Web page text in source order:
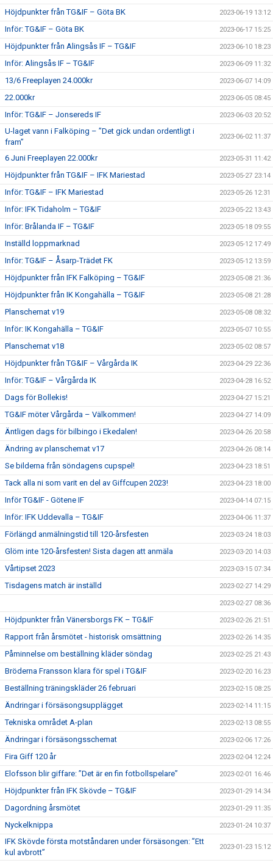
Höjdpunkter från TG&IF – Göta BK 2023-06-19 13:12
Inför: TG&IF – Göta BK 2023-06-17 15:25
Höjdpunkter från Alingsås IF – TG&IF 2023-06-10 18:23
Inför: Alingsås IF – TG&IF 2023-06-09 11:32
13/6 Freeplayen 24.000kr 2023-06-07 14:09
22.000kr 2023-06-05 08:45
Inför: TG&IF – Jonsereds IF 2023-06-03 20:52
U-laget vann i Falköping – ”Det gick undan ordentligt i
fram”
2023-06-02 11:37
6 Juni Freeplayen 22.000kr 2023-05-31 11:42
Höjdpunkter från TG&IF – IFK Mariestad 2023-05-27 23:14
Inför: TG&IF – IFK Mariestad 2023-05-26 12:31
Inför: IFK Tidaholm – TG&IF 2023-05-22 13:43
Inför: Brålanda IF – TG&IF 2023-05-18 09:55
Inställd loppmarknad 2023-05-12 17:49
Inför: TG&IF – Åsarp-Trädet FK 2023-05-12 13:59
Höjdpunkter från IFK Falköping – TG&IF 2023-05-08 21:36
Höjdpunkter från IK Kongahälla – TG&IF 2023-05-08 21:28
Planschemat v19 2023-05-08 08:32
Inför: IK Kongahälla – TG&IF 2023-05-07 10:55
Planschemat v18 2023-05-02 08:57
Höjdpunkter från TG&IF – Vårgårda IK 2023-04-29 22:36
Inför: TG&IF – Vårgårda IK 2023-04-28 16:52
Dags för Bollekis! 2023-04-27 15:21
TG&IF möter Vårgårda – Välkommen! 2023-04-27 14:09
Äntligen dags för bilbingo i Ekedalen! 2023-04-26 20:58
Ändring av planschemat v17 2023-04-26 08:14
Se bilderna från söndagens cupspel! 2023-04-23 18:51
Tack alla ni som varit en del av Giffcupen 2023! 2023-04-23 18:00
Inför TG&IF - Götene IF 2023-04-14 07:15
Inför: IFK Uddevalla – TG&IF 2023-04-06 11:37
Förlängd anmälningstid till 120-årsfesten 2023-03-24 18:03
Glöm inte 120-årsfesten! Sista dagen att anmäla 2023-03-20 14:03
Vårtipset 2023 2023-03-15 07:34
Tisdagens match är inställd 2023-02-27 14:29
2023-02-27 08:36
Höjdpunkter från Vänersborgs FK – TG&IF 2023-02-26 21:51
Rapport från årsmötet - historisk omsättning 2023-02-26 14:35
Påminnelse om beställning kläder söndag 2023-02-25 21:43
Bröderna Fransson klara för spel i TG&IF 2023-02-20 16:23
Beställning träningskläder 26 februari 2023-02-15 08:25
Ändringar i försäsongsupplägget 2023-02-14 11:15
Tekniska området A-plan 2023-02-13 08:55
Ändringar i försäsongsschemat 2023-02-06 17:26
Fira Giff 120 år 2023-02-04 12:24
Elofsson blir giffare: ”Det är en fin fotbollspelare” 2023-02-01 16:46
Höjdpunkter från IFK Skövde – TG&IF 2023-01-29 14:34
Dagordning årsmötet 2023-01-29 11:35
Nyckelknippa 2023-01-24 10:37
IFK Skövde första motståndaren under försäsongen: ”Ett
kul avbrott”
2023-01-23 15:12